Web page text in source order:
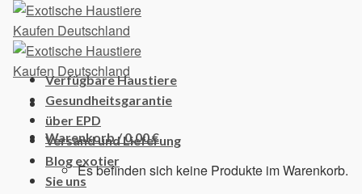
Skip
content
Warenkorb /0,00€
Es befinden sich keine Produkte im Warenkorb.
Verfügbare Haustiere
Gesundheitsgarantie
über EPD
Versand und Lieferung
Blog exotier
Sie uns